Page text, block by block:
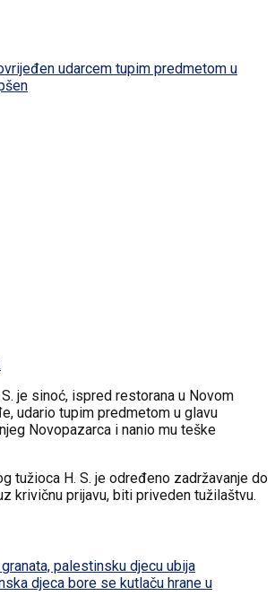
je sinoć, ispred restorana u Novom
udario tupim predmetom u glavu
Novopazarca i nanio mu teške
tužioca H. S. je određeno zadržavanje do
krivičnu prijavu, biti priveden tužilaštvu.